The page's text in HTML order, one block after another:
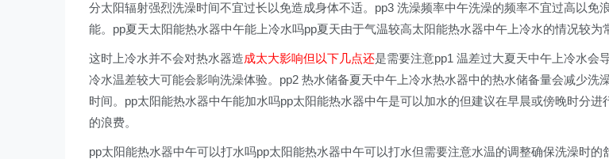
分太阳辐射强烈洗澡时间不宜过长以免造成身体不适。pp3 洗澡频率中午洗澡的频率不宜过高以免
能。pp夏天太阳能热水器中午能上冷水吗pp夏天由于气温较高太阳能热水器中午上冷水的情况较为
这时上冷水并不会对热水器造成太大影响但以下几点还是需要注意pp1 温差过大夏天中午上冷水会
冷水温差较大可能会影响洗澡体验。pp2 热水储备夏天中午上冷水热水器中的热水储备量会减少洗
时间。pp太阳能热水器中午能加水吗pp太阳能热水器中午是可以加水的但建议在早晨或傍晚时分进
的浪费。
pp太阳能热水器中午可以打水吗pp太阳能热水器中午可以打水但需要注意水温的调整确保洗澡时的